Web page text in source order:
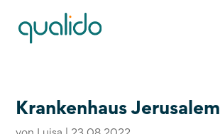
Krankenhaus Jerusalem